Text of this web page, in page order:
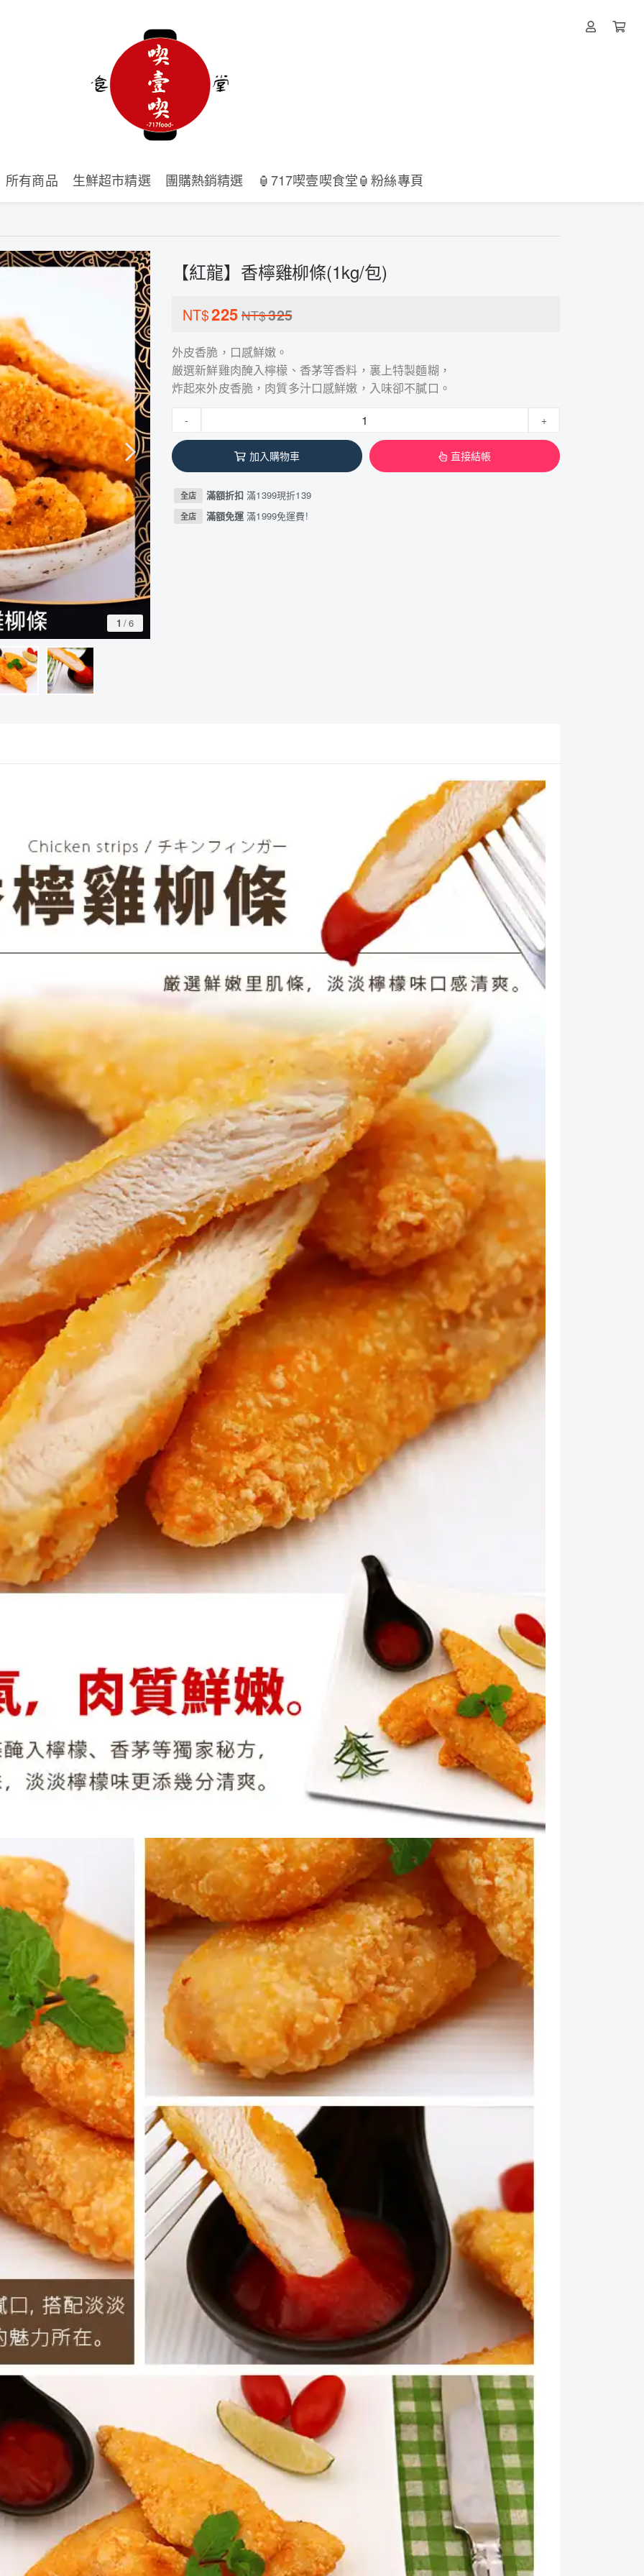
所有商品 生鮮超市精選 團購熱銷精選 🏮717喫壹喫食堂🏮粉絲專頁
1 /6
【紅龍】香檸雞柳條(1kg/包)
NT$225 NT$325
外皮香脆，口感鮮嫩。
厳選新鮮雞肉醃入檸檬、香茅等香料，裏上特製麵糊，
炸起來外皮香脆，肉質多汁口感鮮嫩，入味卻不膩口。
- +
加入購物車 直接結帳
全店 滿額折扣滿1399現折139
全店 滿額免運滿1999免運費!